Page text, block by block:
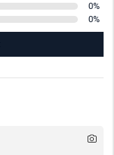
0%
0%